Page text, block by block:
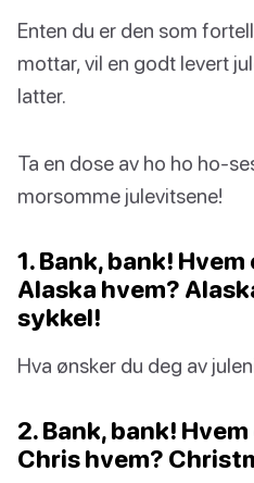
Enten du er den som
mottar, vil en godt levert
latter.
Ta en dose av ho ho ho-
morsomme julevitsene!
1. Bank, bank!
Alaska hvem?
sykkel!
Hva ønsker du deg av
2. Bank, bank!
Chris hvem?